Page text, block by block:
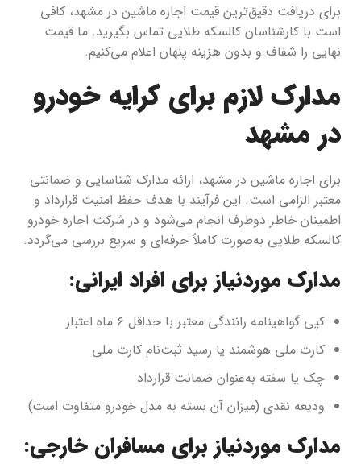
برای دریافت دقیق‌ترین قیمت اجاره ماشین در مشهد، کافی
است با کارشناسان کالسکه طلایی تماس بگیرید. ما قیمت
نهایی را شفاف و بدون هزینه پنهان اعلام می‌کنیم.
مدارک لازم برای کرایه خودرو
در مشهد
برای اجاره ماشین در مشهد، ارائه مدارک شناسایی و ضمانتی
معتبر الزامی است. این فرآیند با هدف حفظ امنیت قرارداد و
اطمینان خاطر دوطرف انجام می‌شود و در شرکت اجاره خودرو
کالسکه طلایی به‌صورت کاملاً حرفه‌ای و سریع بررسی می‌گردد.
مدارک موردنیاز برای افراد ایرانی:
کپی گواهینامه رانندگی معتبر با حداقل ۶ ماه اعتبار
کارت ملی هوشمند یا رسید ثبت‌نام کارت ملی
چک یا سفته به‌عنوان ضمانت قرارداد
ودیعه نقدی (میزان آن بسته به مدل خودرو متفاوت است)
مدارک موردنیاز برای مسافران خارجی: